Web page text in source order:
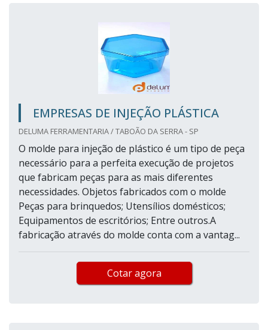
EMPRESAS DE INJEÇÃO PLÁSTICA
DELUMA FERRAMENTARIA / TABOÃO DA SERRA - SP
O molde para injeção de plástico é um tipo de peça
necessário para a perfeita execução de projetos
que fabricam peças para as mais diferentes
necessidades. Objetos fabricados com o molde
Peças para brinquedos; Utensílios domésticos;
Equipamentos de escritórios; Entre outros.A
fabricação através do molde conta com a vantag...
Cotar agora